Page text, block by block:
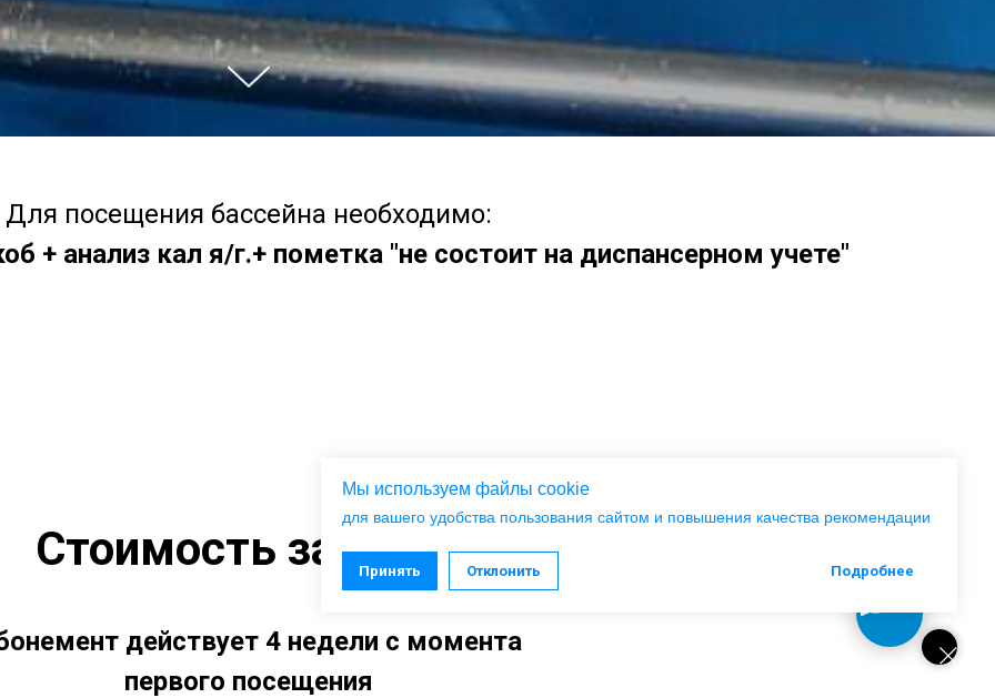
Мы используем файлы cookie
для вашего удобства пользования сайтом и повышения качества рекомендации
Принять Отклонить Подробнее
Для посещения бассейна необходимо:
+ анализ кал я/г.+ пометка "не состоит на диспансерном учете"
Стоимость занятий
действует 4 недели с момента
первого посещения